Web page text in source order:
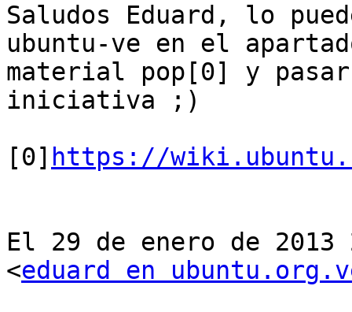
Saludos Eduard, lo
ubuntu-ve en el
material pop[0] y
iniciativa ;)
[0] https://
El 29 de enero de 2013
<eduard en